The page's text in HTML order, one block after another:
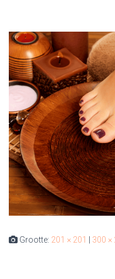
Grootte: 201 × 201 | 300 ×